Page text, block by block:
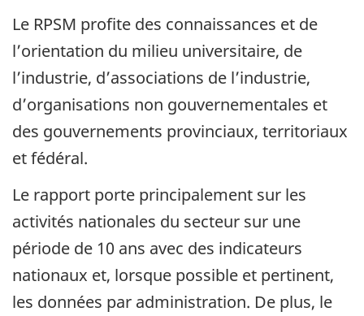
Le RPSM profite des connaissances et de
l’orientation du milieu universitaire, de
l’industrie, d’associations de l’industrie,
d’organisations non gouvernementales et
des gouvernements provinciaux, territoriaux
et fédéral.
Le rapport porte principalement sur les
activités nationales du secteur sur une
période de 10 ans avec des indicateurs
nationaux et, lorsque possible et pertinent,
les données par administration. De plus, le